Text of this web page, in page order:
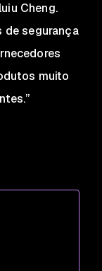
Cheng.
de segurança
muito